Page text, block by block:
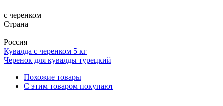
—
с черенком
Страна
—
Россия
Кувалда с черенком 5 кг
Черенок для кувалды турецкий
Похожие товары
С этим товаром покупают